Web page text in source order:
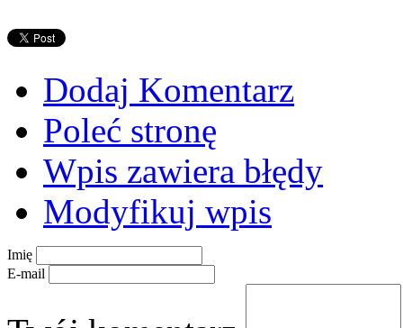
Dodaj Komentarz
Poleć stronę
Wpis zawiera błędy
Modyfikuj wpis
Imię
E-mail